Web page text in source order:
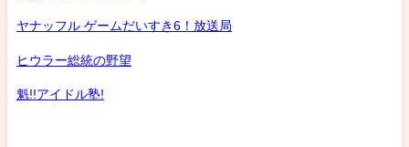
ヤナッフル ゲームだいすき6！放送局
ヒウラー総統の野望
魁!!アイドル塾!